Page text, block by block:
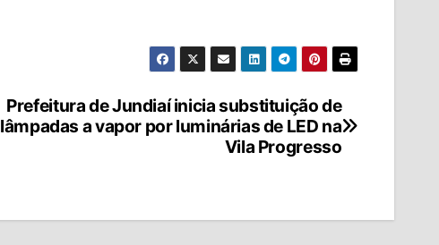
Prefeitura de Jundiaí inicia substituição de
lâmpadas a vapor por luminárias de LED na
Vila Progresso